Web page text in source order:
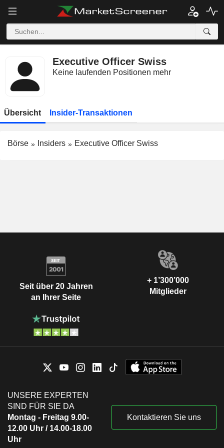
Executive Officer Swiss
Keine laufenden Positionen mehr
Übersicht Insider-Transaktionen
Börse Insiders Executive Officer Swiss
Seit über 20 Jahren
an Ihrer Seite
+ 1’300’000
Mitglieder
UNSERE EXPERTEN
SIND FÜR SIE DA
Montag - Freitag 9.00-
12.00 Uhr / 14.00-18.00
Uhr
Kontaktieren Sie uns